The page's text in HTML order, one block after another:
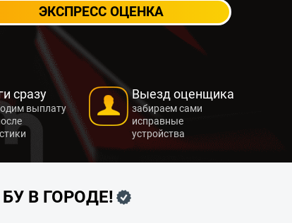
ЭКСПРЕСС ОЦЕНКА
сразу
выплату
Выезд оценщика
забираем сами
исправные
устройства
В ГОРОДЕ!